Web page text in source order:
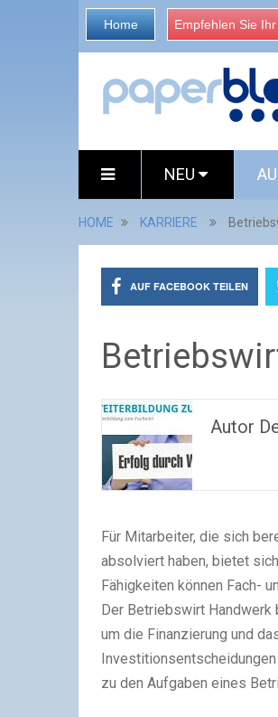
Home Empfehlen Sie
NEU
HOME KARRIERE
AUF FACEBOOK TEILEN
Autor
Für Mitarbeiter, die sich
absolviert haben, bietet
Fähigkeiten können Fach-
Der Betriebswirt
um die Finanzierung und
zu den Aufgaben eines